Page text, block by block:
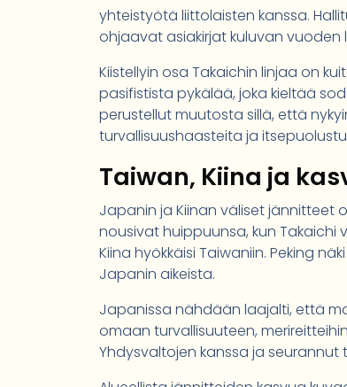
yhteistyötä liittolaisten kanssa.
ohjaavat asiakirjat kuluvan vuoden
Kiistellyin osa Takaichin linjaa on
pasifistista pykälää, joka kieltää
perustellut muutosta sillä, että
turvallisuushaasteita ja
Taiwan, Kiina ja
Japanin ja Kiinan väliset jännitteet
nousivat huippuunsa, kun
Kiina hyökkäisi Taiwaniin. Peking
Japanin aikeista.
Japanissa nähdään laajalti, että
omaan turvallisuuteen,
Yhdysvaltojen kanssa ja seurannut